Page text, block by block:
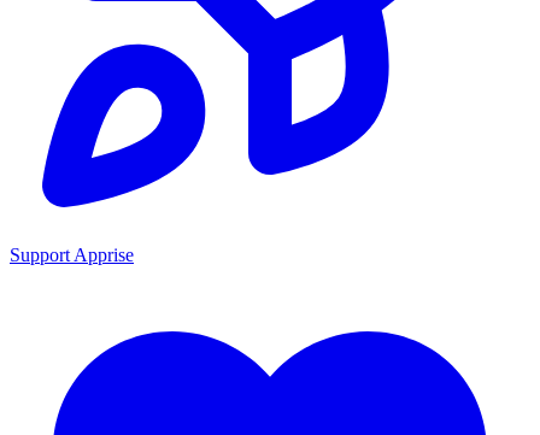
Support Apprise